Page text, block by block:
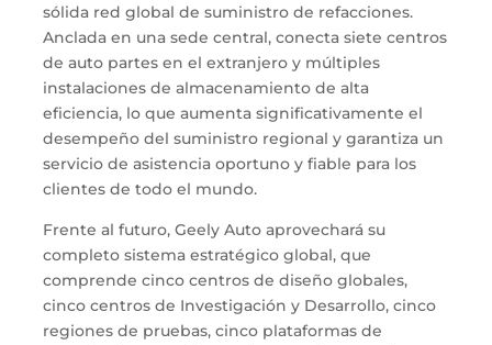
sólida red global de suministro de refacciones.
Anclada en una sede central, conecta siete centros
de auto partes en el extranjero y múltiples
instalaciones de almacenamiento de alta
eficiencia, lo que aumenta significativamente el
desempeño del suministro regional y garantiza un
servicio de asistencia oportuno y fiable para los
clientes de todo el mundo.
Frente al futuro, Geely Auto aprovechará su
completo sistema estratégico global, que
comprende cinco centros de diseño globales,
cinco centros de Investigación y Desarrollo, cinco
regiones de pruebas, cinco plataformas de